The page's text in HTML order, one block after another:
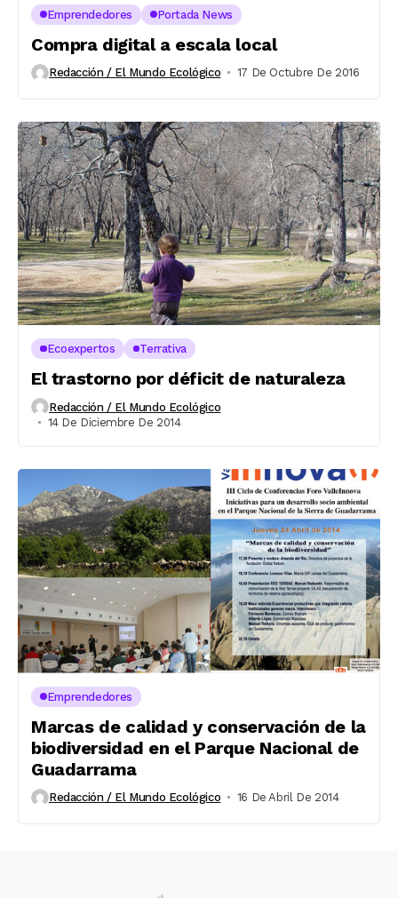
Emprendedores Portada News
Compra digital a escala local
Redacción / El Mundo Ecológico 17 De Octubre De 2016
Ecoexpertos Terrativa
El trastorno por déficit de naturaleza
Redacción / El Mundo Ecológico
14 De Diciembre De 2014
Emprendedores
Marcas de calidad y conservación de la
biodiversidad en el Parque Nacional de
Guadarrama
Redacción / El Mundo Ecológico 16 De Abril De 2014